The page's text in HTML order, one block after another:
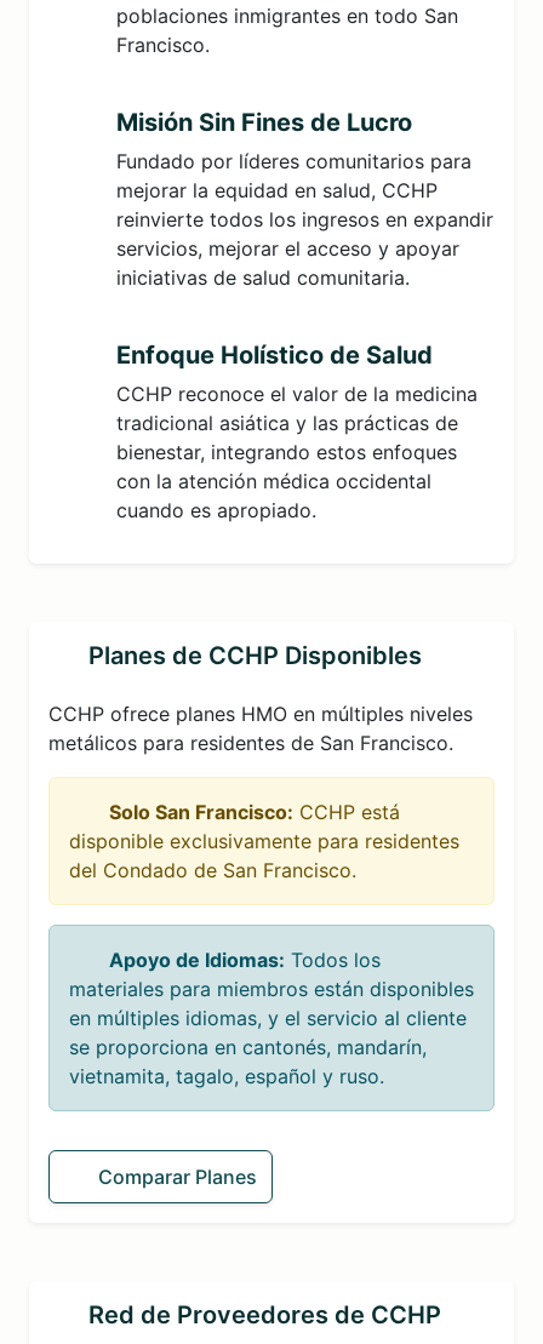
poblaciones inmigrantes en todo San
Francisco.
Misión Sin Fines de Lucro
Fundado por líderes comunitarios para
mejorar la equidad en salud, CCHP
reinvierte todos los ingresos en expandir
servicios, mejorar el acceso y apoyar
iniciativas de salud comunitaria.
Enfoque Holístico de Salud
CCHP reconoce el valor de la medicina
tradicional asiática y las prácticas de
bienestar, integrando estos enfoques
con la atención médica occidental
cuando es apropiado.
Planes de CCHP Disponibles
CCHP ofrece planes HMO en múltiples niveles
metálicos para residentes de San Francisco.
Solo San Francisco: CCHP está
disponible exclusivamente para residentes
del Condado de San Francisco.
Apoyo de Idiomas: Todos los
materiales para miembros están disponibles
en múltiples idiomas, y el servicio al cliente
se proporciona en cantonés, mandarín,
vietnamita, tagalo, español y ruso.
Comparar Planes
Red de Proveedores de CCHP